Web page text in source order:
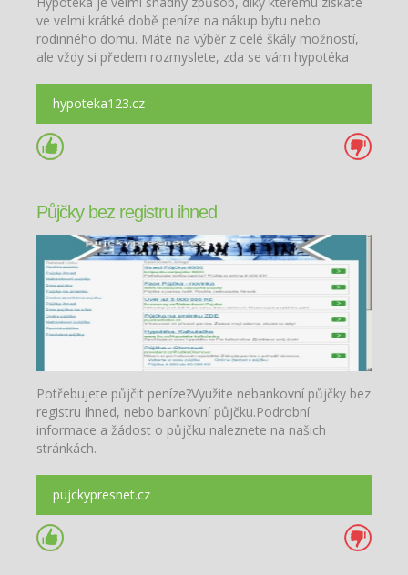
ve velmi krátké době peníze na nákup bytu nebo
rodinného domu. Máte na výběr z celé škály možností,
ale vždy si předem rozmyslete, zda se vám hypotéka
hypoteka123.cz
Půjčky bez registru ihned
Potřebujete půjčit peníze?Využite nebankovní půjčky bez
registru ihned, nebo bankovní půjčku.Podrobní
informace a žádost o půjčku naleznete na našich
stránkách.
pujckypresnet.cz